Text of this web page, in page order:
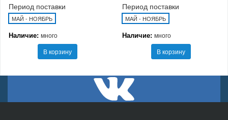
Период поставки
МАЙ - НОЯБРЬ
Наличие: много
В корзину
Период поставки
МАЙ - НОЯБРЬ
Наличие: много
В корзину